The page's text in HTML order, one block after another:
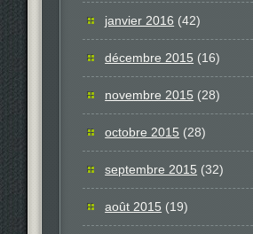
janvier 2016 (42)
décembre 2015 (16)
novembre 2015 (28)
octobre 2015 (28)
septembre 2015 (32)
août 2015 (19)